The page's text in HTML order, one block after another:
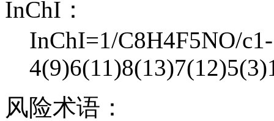
InChI：
InChI=1/C8H4F5NO/
风险术语：